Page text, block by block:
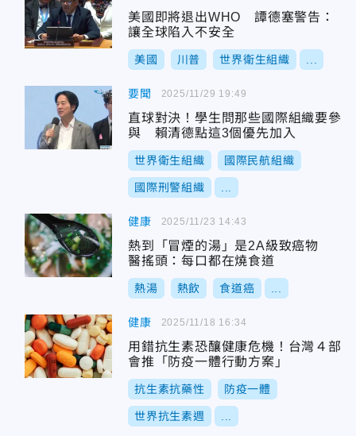
美國即將退出WHO 譚德塞警告：
讓全球陷入不安全
美國 川普 世界衛生組織
要聞
直球對決！學生問那些國際組織要參
與 賴清德點這3個優先加入
世界衛生組織 國際民航組織
國際刑警組織
2025/11/29 19:49
健康
熱到「冒煙的湯」是2A級致癌物
醫搖頭：每口都在燒食道
熱湯 熱飲 食道癌
2025/11/23 14:43
健康
用錯抗生素恐釀健康危機！台灣４部
會推「防疫一體行動方案」
抗生素抗藥性 防疫一體
世界抗生素週
2025/11/18 16:34